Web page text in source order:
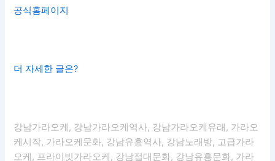
공식홈페이지
더 자세한 글은?
강남가라오케, 강남가라오케역사, 강남가라오케유래, 가라오
케시작, 가라오케문화, 강남유흥역사, 강남노래방, 고급가라
오케, 프라이빗가라오케, 강남접대문화, 강남유흥문화, 가라